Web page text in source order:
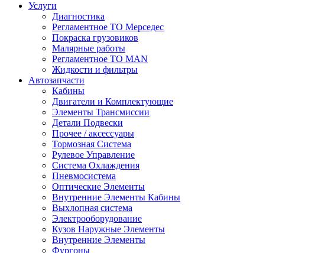
Услуги
Диагностика
Регламентное ТО Мерседес
Покраска грузовиков
Малярные работы
Регламентное ТО MAN
Жидкости и фильтры
Автозапчасти
Кабины
Двигатели и Комплектующие
Элементы Трансмиссии
Детали Подвески
Прочее / аксессуары
Тормозная Система
Рулевое Управление
Система Охлаждения
Пневмосистема
Оптические Элементы
Внутренние Элементы Кабины
Выхлопная система
Электрооборудование
Кузов Наружные Элементы
Внутренние Элементы
Фургоны